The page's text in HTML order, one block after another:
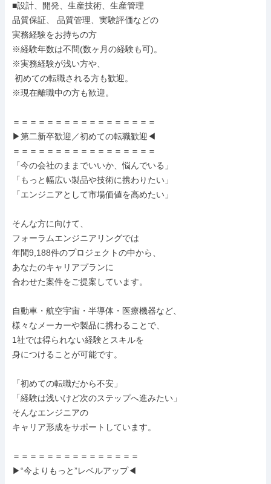
■設計、開発、生産技術、生産管理
品質保証、 品質管理、実験評価などの
実務経験をお持ちの方
※経験年数は不問(数ヶ月の経験も可)。
※実務経験が浅い方や、
※現在離職中の方も歓迎。
＝＝＝＝＝＝＝＝＝＝＝＝＝＝＝＝＝
▶第二新卒歓迎／初めての転職歓迎◀
＝＝＝＝＝＝＝＝＝＝＝＝＝＝＝＝＝
「今の会社のままでいいか、悩んでいる」
「もっと幅広い製品や技術に携わりたい」
「エンジニアとして市場価値を高めたい」
そんな方に向けて、
フォーラムエンジニアリングでは
年間9,188件のプロジェクトの中から、
あなたのキャリアプランに
合わせた案件をご提案しています。
自動車・航空宇宙・半導体・医療機器など、
様々なメーカーや製品に携わることで、
1社では得られない経験とスキルを
身につけることが可能です。
「初めての転職だから不安」
「経験は浅いけど次のステップへ進みたい」
そんなエンジニアの
キャリア形成をサポートしています。
＝＝＝＝＝＝＝＝＝＝＝＝＝＝＝
▶“今よりもっと”レベルアップ◀